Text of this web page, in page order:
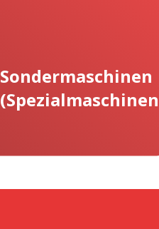
Sondermaschinen